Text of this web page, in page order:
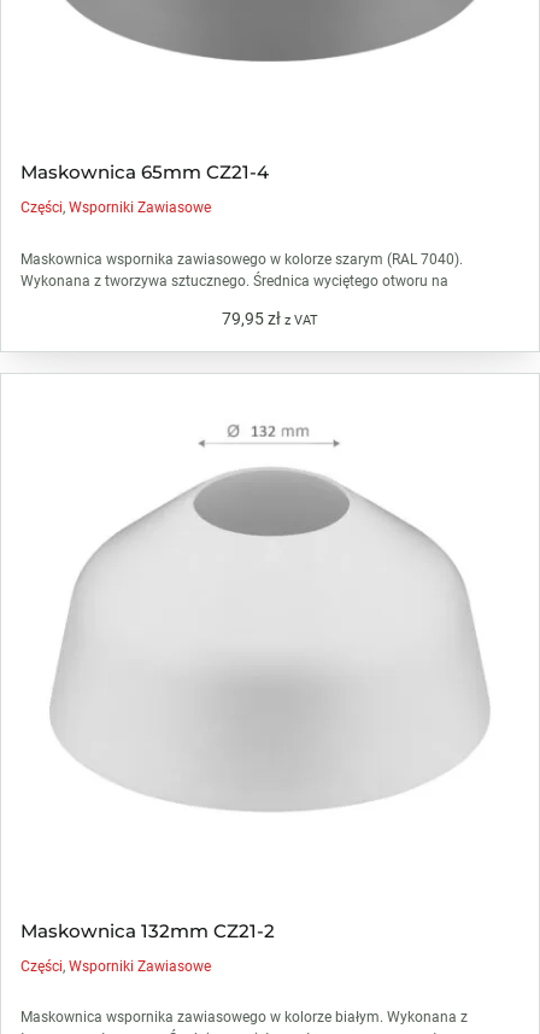
Maskownica 65mm CZ21-4
Części,Wsporniki Zawiasowe
Maskownica wspornika zawiasowego w kolorze szarym (RAL 7040).
Wykonana z tworzywa sztucznego. Średnica wyciętego otworu na
79,95zł z VAT
Maskownica 132mm CZ21-2
Części,Wsporniki Zawiasowe
Maskownica wspornika zawiasowego w kolorze białym. Wykonana z